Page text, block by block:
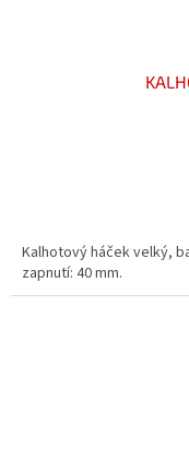
Kalhotový háček velký,
zapnutí: 40 mm.